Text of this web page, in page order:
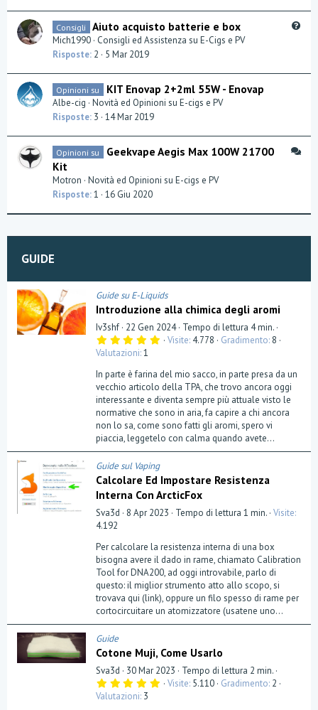
Consigli Aiuto acquisto batterie e box
Mich1990 Consigli ed Assistenza su E-Cigs e PV
Risposte 2 5 Mar 2019
Opinioni su KIT Enovap 2+2ml 55W - Enovap
Albe-cig Novità ed Opinioni su E-cigs e PV
Risposte 3 14 Mar 2019
D
s
Opinioni su
Geekvape Aegis Max 100W 21700
Kit
Motron Novità ed Opinioni su E-cigs e PV
Risposte 1 16 Giu 2020
GUIDE
Guide su E-Liquids
Introduzione alla chimica degli aromi
Iv3shf 22 Gen 2024 Tempo di lettura 4 min.
5
s
t
e
l
l
a
(
e
)
Visite 4.778 Gradimento 8
Valutazioni 1
In parte è farina del mio sacco, in parte presa da un
vecchio articolo della TPA, che trovo ancora oggi
interessante e diventa sempre più attuale visto le
normative che sono in aria, fa capire a chi ancora
non lo sa, come sono fatti gli aromi, spero vi
piaccia, leggetelo con calma quando avete...
Guide sul Vaping
Calcolare Ed Impostare Resistenza
Interna Con ArcticFox
Sva3d 8 Apr 2023 Tempo di lettura 1 min. Visite
4.192
Per calcolare la resistenza interna di una box
bisogna avere il dado in rame, chiamato Calibration
Tool for DNA200, ad oggi introvabile, parlo di
questo: il miglior strumento atto allo scopo, si
trovava qui (link), oppure un filo spesso di rame per
cortocircuitare un atomizzatore (usatene uno...
Guide
Cotone Muji, Come Usarlo
Sva3d 30 Mar 2023
Tempo di lettura 2 min.
5 Visite 5.110 Gradimento 2
Valutazioni 3